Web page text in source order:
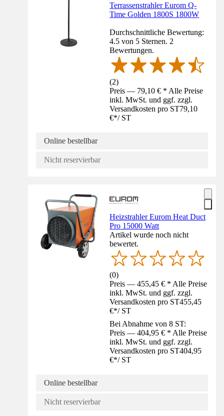
Terrassenstrahler Eurom Q-
Time Golden 1800S 1800W
Durchschnittliche Bewertung:
4.5 von 5 Sternen. 2
Bewertungen.
(2)
Preis — 79,10 € * Alle Preise
inkl. MwSt. und ggf. zzgl.
Versandkosten pro ST79,10
€*/ ST
Online bestellbar
Nicht reservierbar
Heizstrahler Eurom Heat Duct
Pro 15000 Watt
Artikel wurde noch nicht
bewertet.
(0)
Preis — 455,45 € * Alle Preise
inkl. MwSt. und ggf. zzgl.
Versandkosten pro ST455,45
€*/ ST
Bei Abnahme von 8 ST:
Preis — 404,95 € * Alle Preise
inkl. MwSt. und ggf. zzgl.
Versandkosten pro ST404,95
€*/ ST
Online bestellbar
Nicht reservierbar